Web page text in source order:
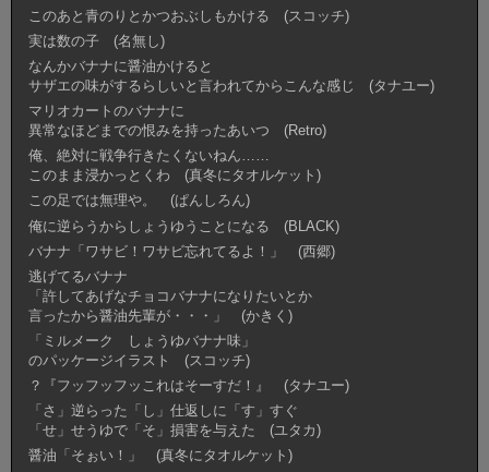
このあと青のりとかつおぶしもかける (スコッチ)
実は数の子 (名無し)
なんかバナナに醤油かけると
サザエの味がするらしいと言われてからこんな感じ (タナユー)
マリオカートのバナナに
異常なほどまでの恨みを持ったあいつ (Retro)
俺、絶対に戦争行きたくないねん……
このまま浸かっとくわ (真冬にタオルケット)
この足では無理や。 (ぱんしろん)
俺に逆らうからしょうゆうことになる (BLACK)
バナナ「ワサビ！ワサビ忘れてるよ！」 (西郷)
逃げてるバナナ
「許してあげなチョコバナナになりたいとか
言ったから醤油先輩が・・・」 (かきく)
「ミルメーク しょうゆバナナ味」
のパッケージイラスト (スコッチ)
？『フッフッフッこれはそーすだ！』 (タナユー)
「さ」逆らった「し」仕返しに「す」すぐ
「せ」せうゆで「そ」損害を与えた (ユタカ)
醤油「そぉい！」 (真冬にタオルケット)